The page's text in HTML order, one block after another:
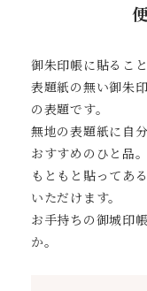
御朱印帳に貼るこ
表題紙の無い御朱
の表題です。
無地の表題紙に自
おすすめのひと品。
もともと貼ってあ
いただけます。
お手持ちの御城印
か。